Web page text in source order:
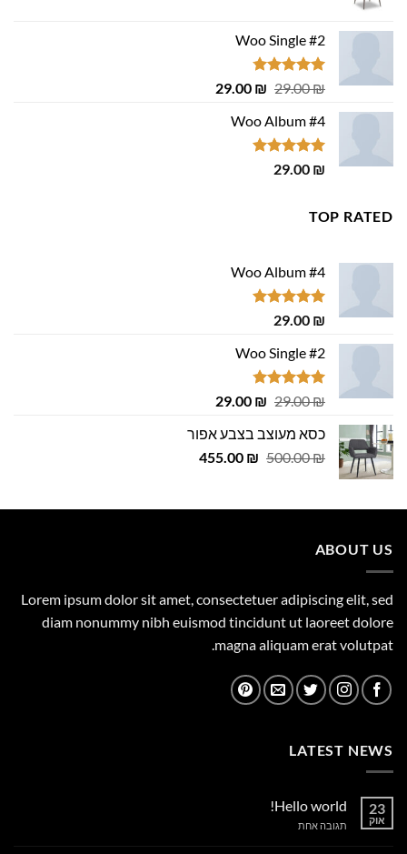
500.00 ₪.
Woo Single #2
דורג4.75
29.00₪
המחיר
היה:
29.00 ₪.
29.00 ₪
המחיר
Woo Album #4
דורג5.00
29.00 ₪
TOP RATED
Woo Album #4
דורג5.00
29.00 ₪
Woo Single #2
דורג4.75
29.00₪
המחיר
היה:
29.00 ₪.
29.00 ₪
המחיר
הוא:
29.00 ₪.
כסא מעוצב בצבע אפור
500.00₪
המחיר
500.00 ₪.
455.00 ₪
המחיר
455.00 ₪.
ABOUT US
Lorem ipsum dolor sit amet, consectetuer adipiscing elit, sed
diam nonummy nibh euismod tincidunt ut laoreet dolore
magna aliquam erat volutpat.
LATEST NEWS
23
אוק
Hello world!
תגובה אחתעל